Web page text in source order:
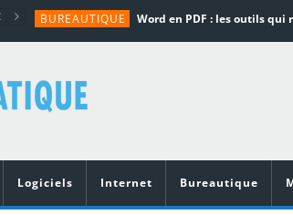
BUREAUTIQUE
TUTORIALS
MATÉRIEL
Logiciels Internet Bureautique